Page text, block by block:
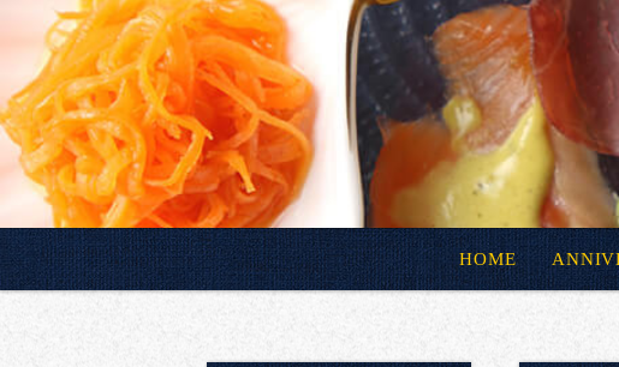
HOME